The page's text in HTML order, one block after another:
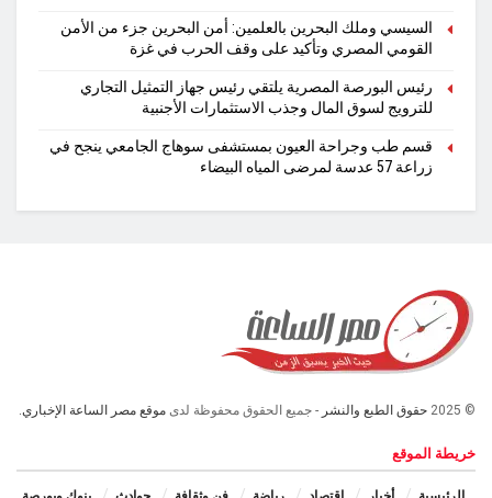
السيسي وملك البحرين بالعلمين: أمن البحرين جزء من الأمن
القومي المصري وتأكيد على وقف الحرب في غزة
رئيس البورصة المصرية يلتقي رئيس جهاز التمثيل التجاري
للترويج لسوق المال وجذب الاستثمارات الأجنبية
قسم طب وجراحة العيون بمستشفى سوهاج الجامعي ينجح في
زراعة 57 عدسة لمرضى المياه البيضاء
© 2025 حقوق الطبع والنشر - جميع الحقوق محفوظة لدى موقع مصر الساعة الإخباري.
خريطة الموقع